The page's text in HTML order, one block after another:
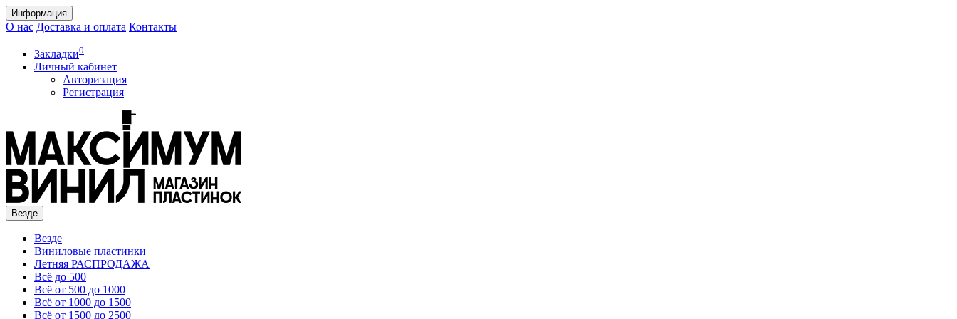
Информация
О нас Доставка и оплата Контакты
Закладки0
Личный кабинет
Авторизация
Регистрация
Везде
Везде
Виниловые пластинки
Летняя РАСПРОДАЖА
Всё до 500
Всё от 500 до 1000
Всё от 1000 до 1500
Всё от 1500 до 2500